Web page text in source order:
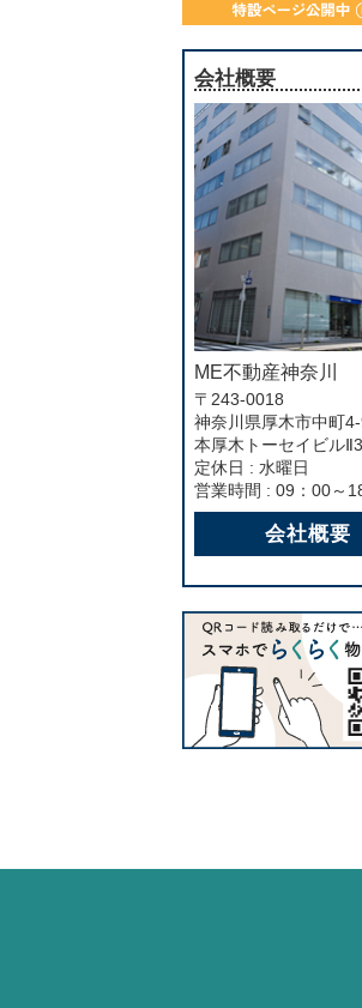
会社概要
ME不動産神奈川
〒243-0018
神奈川県厚木市中町
本厚木トーセイビル
定休日 : 水曜日
営業時間 : 09：00～
会社概要